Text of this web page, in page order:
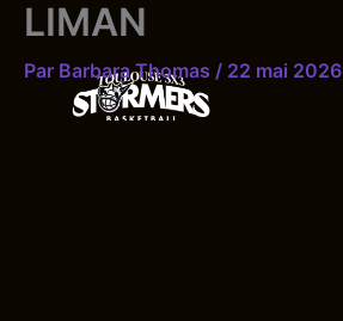
Aller
contenu
LIMAN
Par Barbara Thomas / 22 mai 2026